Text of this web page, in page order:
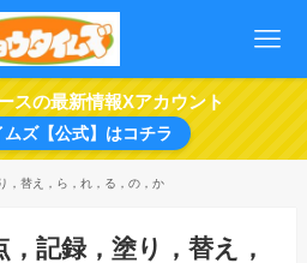
スの最新情報Xアカウント
ムズ【公式】はコチラ
，替え，ら，れ，る，の，か
記録，塗り，替え，